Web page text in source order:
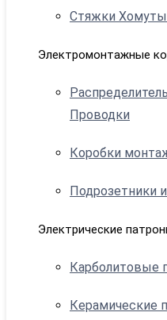
Стяжки
Электромонтажные
Проводки
Коробки
Подрозетники
Электрические
Карболитовые
Керамические